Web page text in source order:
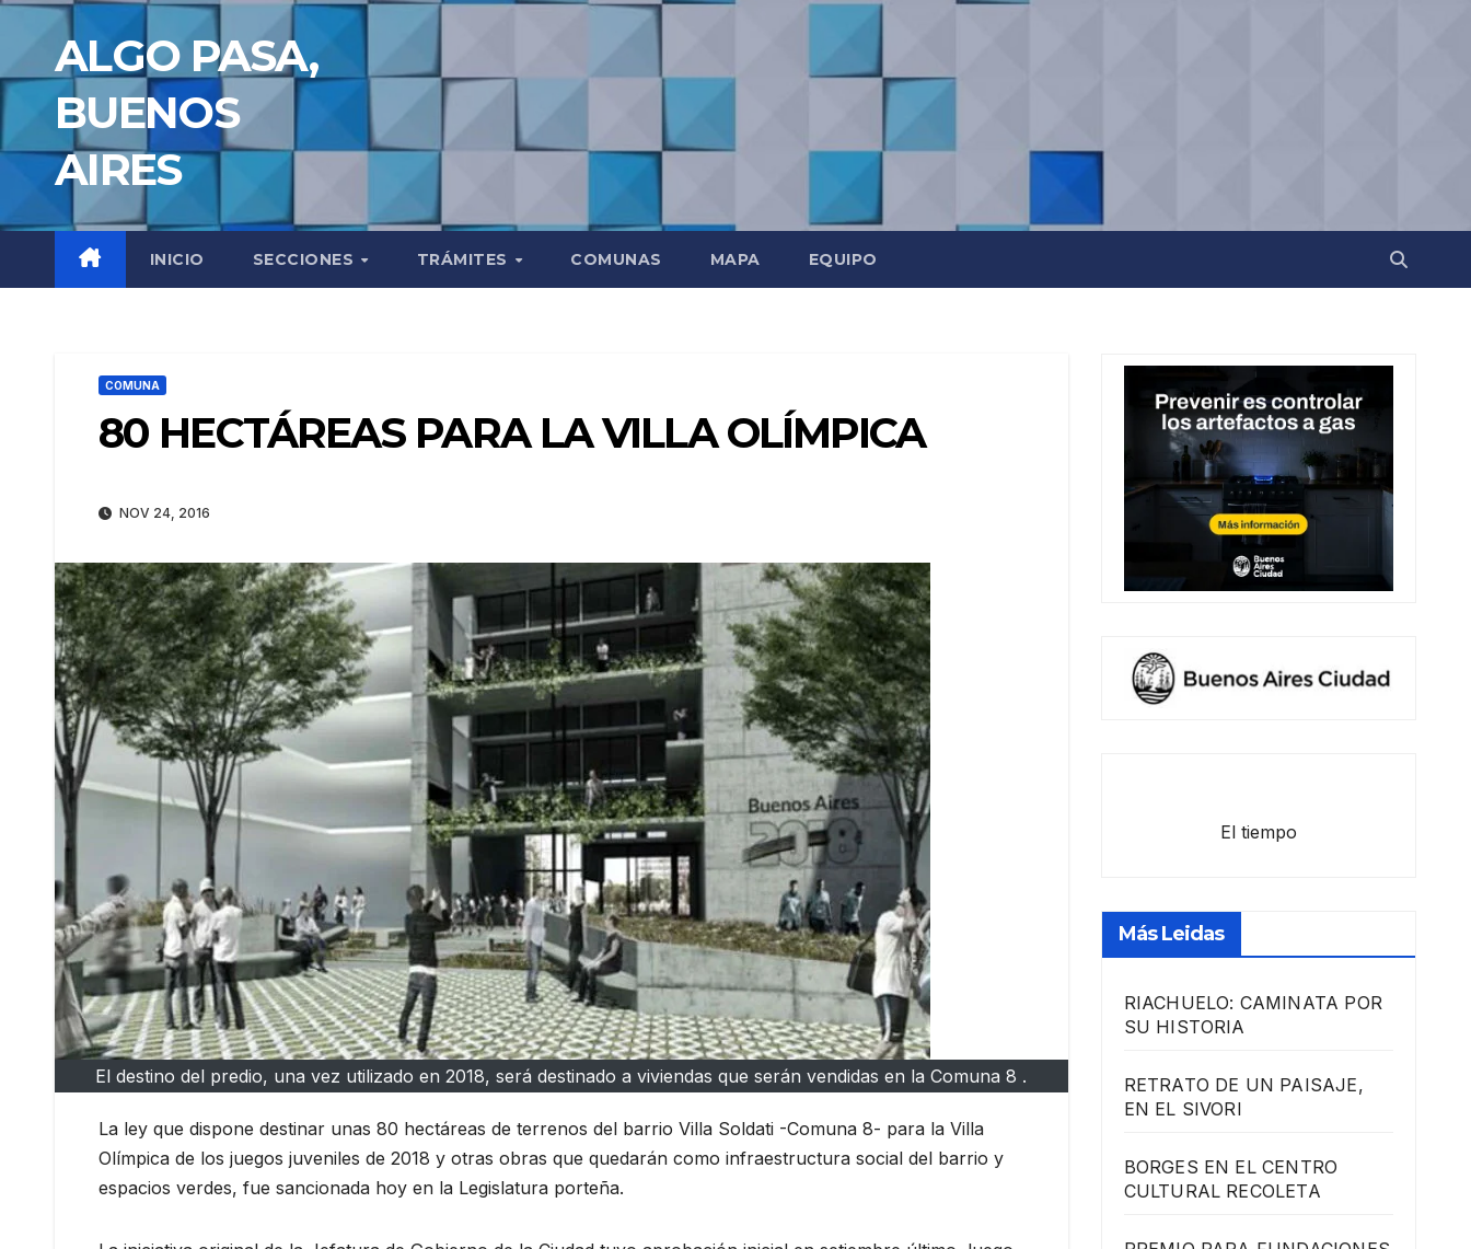
Saltar
contenidoALGO PASA,
BUENOS
AIRES
INICIO SECCIONES TRÁMITES COMUNAS MAPA EQUIPO
COMUNA
80 HECTÁREAS PARA LA VILLA OLÍMPICA
NOV 24, 2016
El destino del predio, una vez utilizado en 2018, será destinado a viviendas que serán vendidas en la Comuna 8 .
La ley que dispone destinar unas 80 hectáreas de terrenos del barrio Villa Soldati -Comuna 8- para la Villa
Olímpica de los juegos juveniles de 2018 y otras obras que quedarán como infraestructura social del barrio y
espacios verdes, fue sancionada hoy en la Legislatura porteña.
El tiempo
Más Leidas
RIACHUELO: CAMINATA POR
SU HISTORIA
RETRATO DE UN PAISAJE,
EN EL SIVORI
BORGES EN EL CENTRO
CULTURAL RECOLETA